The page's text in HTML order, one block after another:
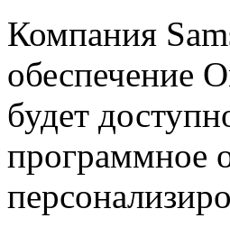
Компания
обеспечение
будет
программное